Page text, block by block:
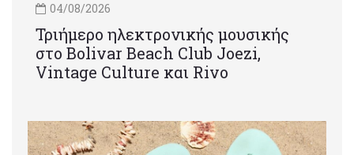
04/08/2026
Τριήμερο ηλεκτρονικής μουσικής
στο Bolivar Beach Club Joezi,
Vintage Culture και Rivo